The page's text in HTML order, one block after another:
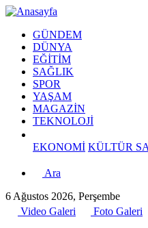
GÜNDEM
DÜNYA
EĞİTİM
SAĞLIK
SPOR
YAŞAM
MAGAZİN
TEKNOLOJİ
EKONOMİ KÜLTÜR
Ara
6 Ağustos 2026, Perşembe
Video Galeri
Foto Galeri